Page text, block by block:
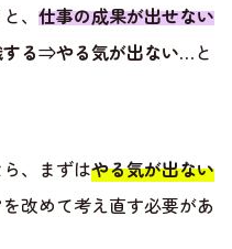
、 仕事の成果が出せない
る⇒やる気が出ない…と
、まずはやる気が出ない
改めて考え直す必要があ